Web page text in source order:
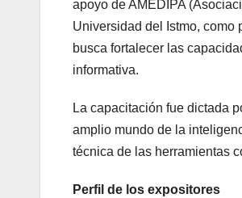
apoyo de AMEDIPA
Universidad del Istmo,
busca fortalecer las
informativa.
La capacitación fue dictada
amplio mundo de la
técnica de las herramientas
Perfil de los expositores